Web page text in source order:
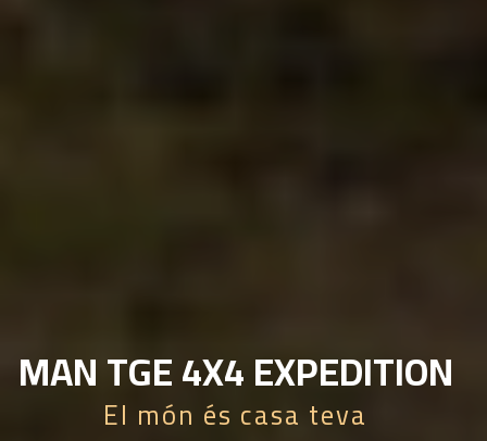
MAN TGE 4X4 EXPEDITION
El món és casa teva